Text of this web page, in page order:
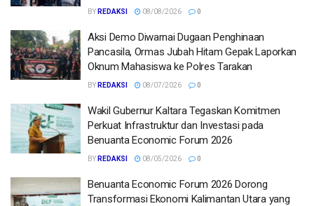
BY REDAKSI 08/08/2026 0
Aksi Demo Diwarnai Dugaan Penghinaan
Pancasila, Ormas Jubah Hitam Gepak Laporkan
Oknum Mahasiswa ke Polres Tarakan
BY REDAKSI 08/07/2026 0
Wakil Gubernur Kaltara Tegaskan Komitmen
Perkuat Infrastruktur dan Investasi pada
Benuanta Economic Forum 2026
BY REDAKSI 08/05/2026 0
Benuanta Economic Forum 2026 Dorong
Transformasi Ekonomi Kalimantan Utara yang